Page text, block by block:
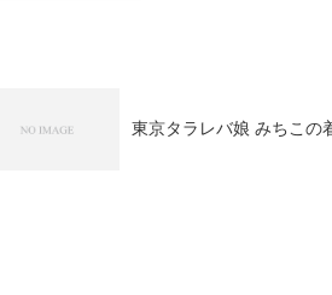
東京タラレバ娘 みちこの